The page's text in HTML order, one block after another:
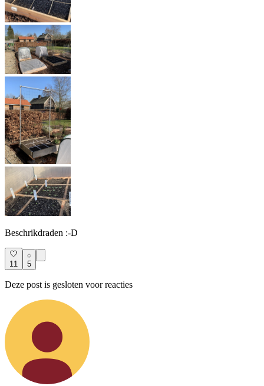
Beschrikdraden :-D
11 5
Deze post is gesloten voor reacties